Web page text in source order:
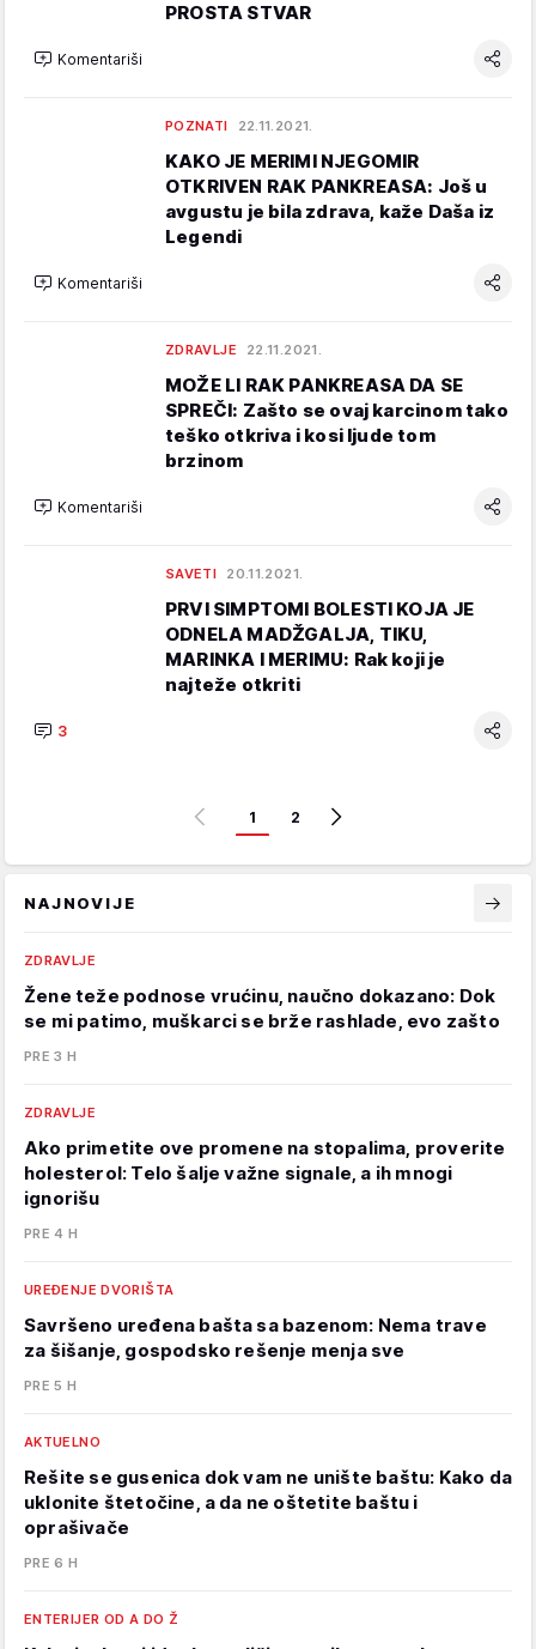
PROSTA STVAR
Komentariši
POZNATI 22.11.2021.
KAKO JE MERIMI NJEGOMIR
OTKRIVEN RAK PANKREASA: Još u
avgustu je bila zdrava, kaže Daša iz
Legendi
Komentariši
ZDRAVLJE 22.11.2021.
MOŽE LI RAK PANKREASA DA SE
SPREČI: Zašto se ovaj karcinom tako
teško otkriva i kosi ljude tom
brzinom
Komentariši
SAVETI 20.11.2021.
PRVI SIMPTOMI BOLESTI KOJA JE
ODNELA MADŽGALJA, TIKU,
MARINKA I MERIMU: Rak koji je
najteže otkriti
3
1 2
NAJNOVIJE
ZDRAVLJE
Žene teže podnose vrućinu, naučno dokazano: Dok
se mi patimo, muškarci se brže rashlade, evo zašto
PRE 3 H
ZDRAVLJE
Ako primetite ove promene na stopalima, proverite
holesterol: Telo šalje važne signale, a ih mnogi
ignorišu
PRE 4 H
UREĐENJE DVORIŠTA
Savršeno uređena bašta sa bazenom: Nema trave
za šišanje, gospodsko rešenje menja sve
PRE 5 H
AKTUELNO
Rešite se gusenica dok vam ne unište baštu: Kako da
uklonite štetočine, a da ne oštetite baštu i
oprašivače
PRE 6 H
ENTERIJER OD A DO Ž